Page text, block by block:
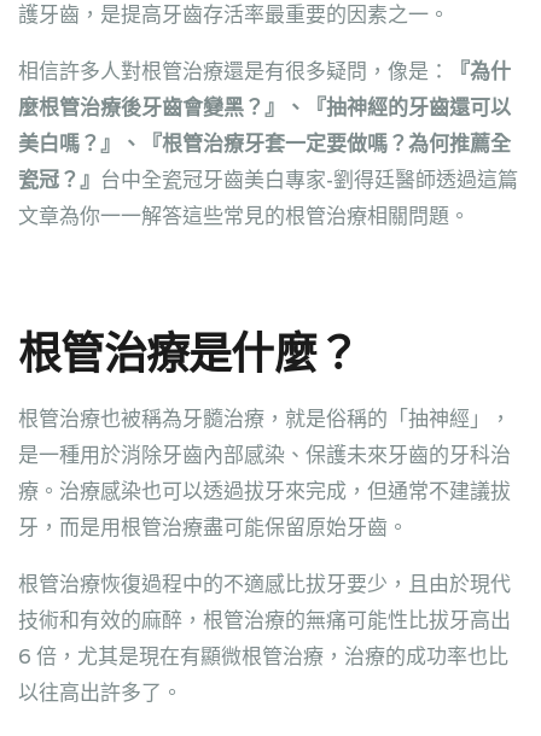
護牙齒，是提高牙齒存活率最重要的因素之一。
相信許多人對根管治療還是有很多疑問，像是：
『為什
麼根管治療後牙齒會變黑？』、『抽神經的牙齒還可以
美白嗎？』、『根管治療牙套一定要做嗎？為何推薦全
瓷冠？』 台中全瓷冠牙齒美白專家-劉得廷醫師透過這篇
文章為你一一解答這些常見的根管治療相關問題。
根管治療是什麼？
根管治療也被稱為牙髓治療，就是俗稱的「抽神經」，
是一種用於消除牙齒內部感染、保護未來牙齒的牙科治
療。治療感染也可以透過拔牙來完成，但通常不建議拔
牙，而是用根管治療盡可能保留原始牙齒。
根管治療恢復過程中的不適感比拔牙要少，且由於現代
技術和有效的麻醉，根管治療的無痛可能性比拔牙高出
6 倍，尤其是現在有顯微根管治療，治療的成功率也比
以往高出許多了。